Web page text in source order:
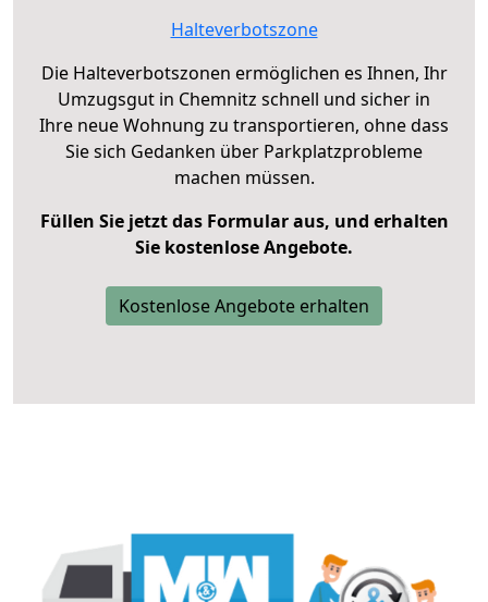
Halteverbotszone
Die Halteverbotszonen ermöglichen es Ihnen, Ihr
Umzugsgut in Chemnitz schnell und sicher in
Ihre neue Wohnung zu transportieren, ohne dass
Sie sich Gedanken über Parkplatzprobleme
machen müssen.
Füllen Sie jetzt das Formular aus, und erhalten
Sie kostenlose Angebote.
Kostenlose Angebote erhalten